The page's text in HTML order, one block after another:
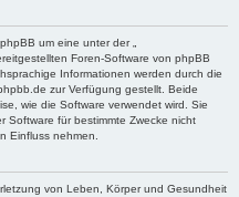
um eine unter der „
Foren-Software von phpBB
Informationen werden durch die
zur Verfügung gestellt. Beide
wie die Software verwendet wird. Sie
Software für bestimmte Zwecke nicht
Einfluss nehmen.
von Leben, Körper und Gesundheit